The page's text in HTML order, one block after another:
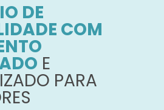
DE
COM
E
PARA